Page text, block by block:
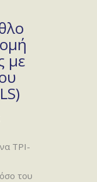
με
ΤΡΙ-
του